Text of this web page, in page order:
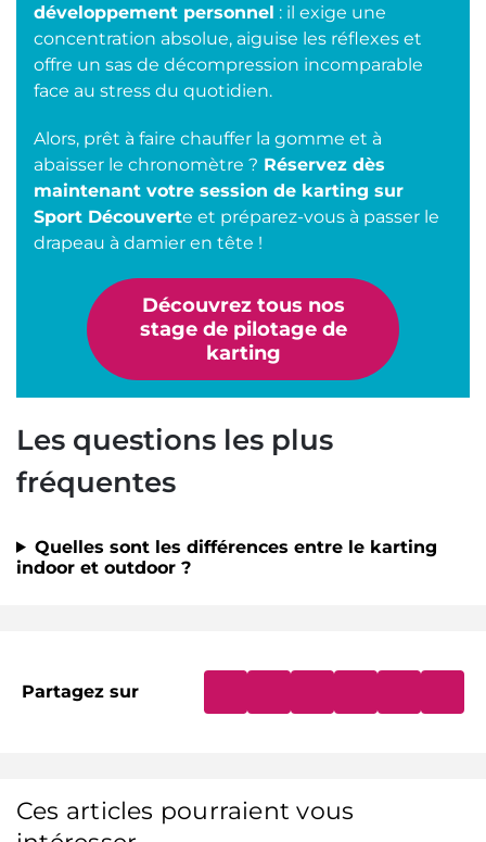
développement personnel : il exige une
concentration absolue, aiguise les réflexes et
offre un sas de décompression incomparable
face au stress du quotidien.
Alors, prêt à faire chauffer la gomme et à
abaisser le chronomètre ? Réservez dès
maintenant votre session de karting sur
Sport Découverte et préparez-vous à passer le
drapeau à damier en tête !
Découvrez tous nos
stage de pilotage de
karting
Les questions les plus
fréquentes
Quelles sont les différences entre le karting
indoor et outdoor ?
Partagez sur
Ces articles pourraient vous